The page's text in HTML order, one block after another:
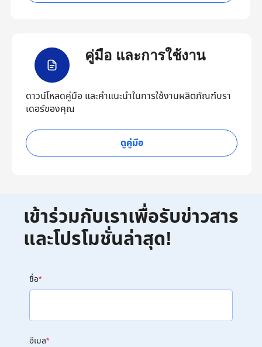
คู่มือ และการใช้งาน
ดาวน์โหลดคู่มือ และคำแนะนำในการใช้งานผลิตภัณฑ์บรา
เดอร์ของคุณ
ดูคู่มือ
เข้าร่วมกับเราเพื่อรับข่าวสาร
และโปรโมชั่นล่าสุด!
ชื่อ*
อีเมล*